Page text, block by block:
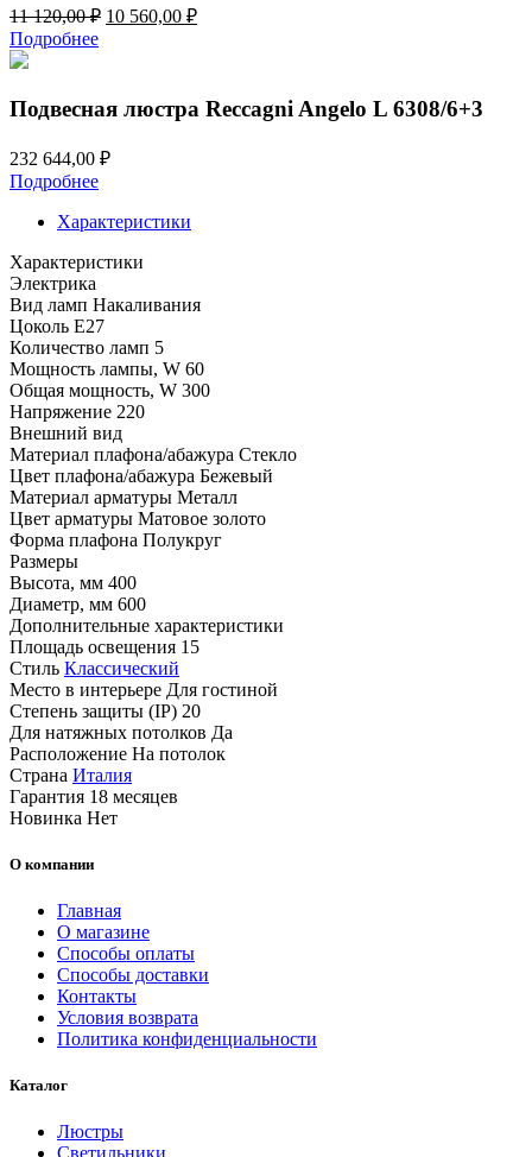
11 120,00₽ Первоначальная
10 560,00 ₽Текущая
Подробнее
Подвесная люстра Reccagni Angelo L 6308/6+3
232 644,00 ₽
Подробнее
Характеристики
Характеристики
Электрика
Вид ламп Накаливания
Цоколь E27
Количество ламп 5
Мощность лампы, W 60
Общая мощность, W 300
Напряжение 220
Внешний вид
Материал плафона/абажура Стекло
Цвет плафона/абажура Бежевый
Материал арматуры Металл
Цвет арматуры Матовое золото
Форма плафона Полукруг
Размеры
Высота, мм 400
Диаметр, мм 600
Дополнительные характеристики
Площадь освещения 15
Стиль Классический
Место в интерьере Для гостиной
Степень защиты (IP) 20
Для натяжных потолков Да
Расположение На потолок
Страна Италия
Гарантия 18 месяцев
Новинка Нет
О компании
Главная
О магазине
Способы оплаты
Способы доставки
Контакты
Условия возврата
Политика конфиденциальности
Каталог
Люстры